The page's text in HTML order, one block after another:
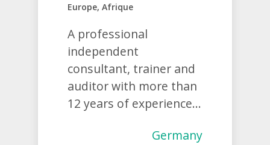
Europe, Afrique
A professional
independent
consultant, trainer and
auditor with more than
12 years of experience...
Germany